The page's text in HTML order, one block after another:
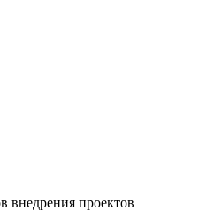
внедрения проектов